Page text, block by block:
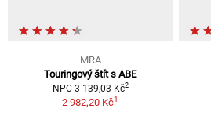
MRA
Touringový štít s ABE
NPC 3 139,03 Kč2
2 982,20 Kč1